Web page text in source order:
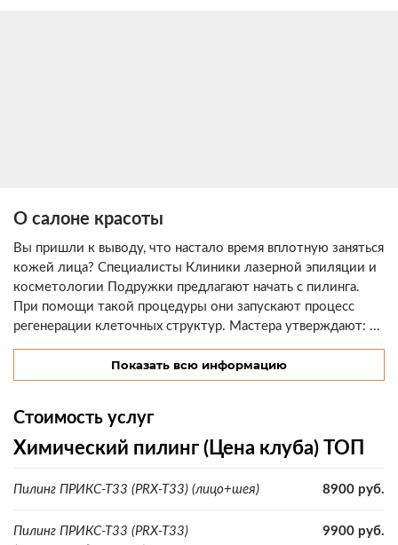
О салоне красоты
Вы пришли к выводу, что настало время вплотную заняться
кожей лица? Специалисты Клиники лазерной эпиляции и
косметологии Подружки предлагают начать с пилинга.
При помощи такой процедуры они запускают процесс
регенерации клеточных структур. Мастера утверждают: ...
Показать всю информацию
Стоимость услуг
Химический пилинг (Цена клуба) ТОП
Пилинг ПРИКС-Т33 (PRX-T33) (лицо+шея) 8900 руб.
Пилинг ПРИКС-Т33 (PRX-T33)
9900 руб.